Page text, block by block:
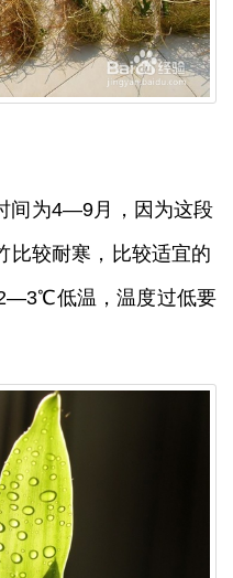
间为4—9月，因为这段
比较耐寒，比较适宜的
低温，温度过低要